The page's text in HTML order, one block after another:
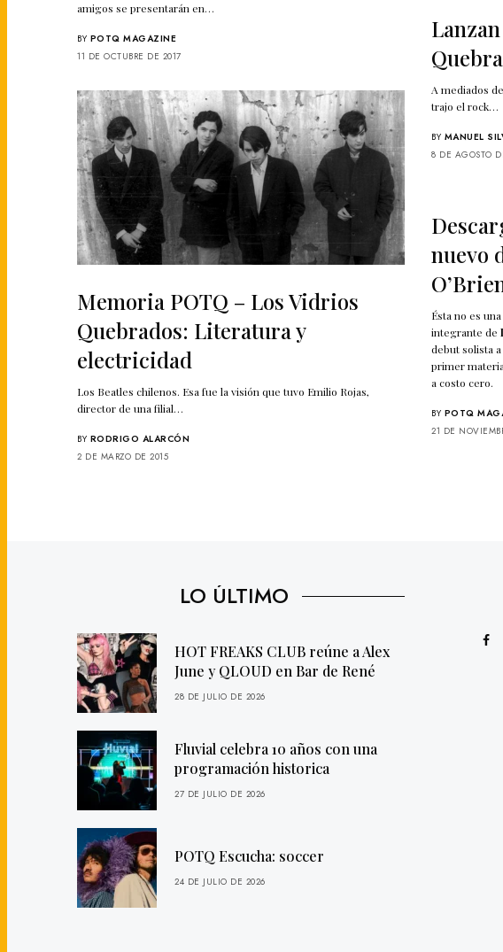
amigos se presentarán en…
BY POTQ MAGAZINE
11 DE OCTUBRE DE 2017
A mediados
trajo el rock…
BY MANUEL
8 DE AGOSTO
Memoria POTQ – Los Vidrios
Quebrados: Literatura y
electricidad
Los Beatles chilenos. Esa fue la visión que tuvo Emilio Rojas,
director de una filial…
BY RODRIGO ALARCÓN
2 DE MARZO DE 2015
nuevo
Ésta no es
integrante de
debut solista
primer
a costo cero.
BY POTQ
21 DE
LO ÚLTIMO
HOT FREAKS CLUB reúne a Alex
June y QLOUD en Bar de René
28 DE JULIO DE 2026
Fluvial celebra 10 años con una
programación historica
27 DE JULIO DE 2026
POTQ Escucha: soccer
24 DE JULIO DE 2026